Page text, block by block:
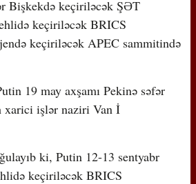
Bişkekdə keçiriləcək ŞƏT
keçiriləcək BRICS
keçiriləcək APEC sammitində
19 may axşamı Pekinə səfər
xarici işlər naziri Van İ
ki, Putin 12-13 sentyabr
keçiriləcək BRICS